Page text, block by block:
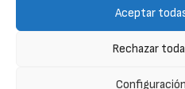
Aceptar
Rechazar
POLÍTICA DE